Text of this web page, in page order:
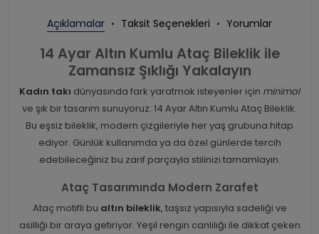
Açıklamalar Taksit Seçenekleri Yorumlar
14 Ayar Altın Kumlu Ataç Bileklik ile
Zamansız Şıklığı Yakalayın
Kadın takı dünyasında fark yaratmak isteyenler için minimal
ve şık bir tasarım sunuyoruz: 14 Ayar Altın Kumlu Ataç Bileklik.
Bu eşsiz bileklik, modern çizgileriyle her yaş grubuna hitap
ediyor. Günlük kullanımda ya da özel günlerde tercih
edebileceğiniz bu zarif parçayla stilinizi tamamlayın.
Ataç Tasarımında Modern Zarafet
Ataç motifli bu altın bileklik, taşsız yapısıyla sadeliği ve
asilliği bir araya getiriyor. Yeşil rengin canlılığı ile dikkat çeken